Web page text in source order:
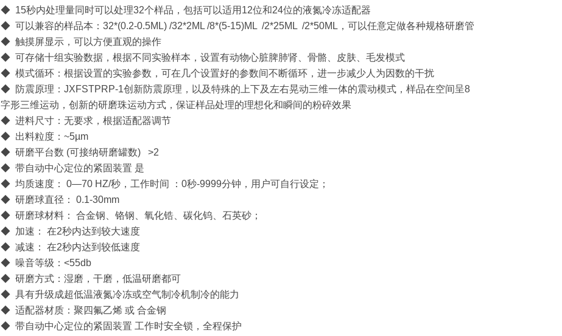
◆ 15秒内处理量同时可以处理32个样品，包括可以适用12位和24位的液氮冷冻适配器
◆ 可以兼容的样品本：32*(0.2-0.5ML) /32*2ML /8*(5-15)ML /2*25ML /2*50ML，可以任意定做各种规格研磨管
◆ 触摸屏显示，可以方便直观的操作
◆ 可存储十组实验数据，根据不同实验样本，设置有动物心脏脾肺肾、骨骼、皮肤、毛发模式
◆ 模式循环：根据设置的实验参数，可在几个设置好的参数间不断循环，进一步减少人为因数的干扰
◆ 防震原理：JXFSTPRP-1创新防震原理，以及特殊的上下及左右晃动三维一体的震动模式，样品在空间呈8
字形三维运动，创新的研磨珠运动方式，保证样品处理的理想化和瞬间的粉碎效果
◆ 进料尺寸：无要求，根据适配器调节
◆ 出料粒度：~5µm
◆ 研磨平台数 (可接纳研磨罐数) >2
◆ 带自动中心定位的紧固装置 是
◆ 均质速度： 0—70 HZ/秒，工作时间 ：0秒-9999分钟，用户可自行设定；
◆ 研磨球直径： 0.1-30mm
◆ 研磨球材料： 合金钢、铬钢、氧化锆、碳化钨、石英砂；
◆ 加速： 在2秒内达到较大速度
◆ 减速： 在2秒内达到较低速度
◆ 噪音等级：<55db
◆ 研磨方式：湿磨，干磨，低温研磨都可
◆ 具有升级成超低温液氮冷冻或空气制冷机制冷的能力
◆ 适配器材质：聚四氟乙烯 或 合金钢
◆ 带自动中心定位的紧固装置 工作时安全锁，全程保护